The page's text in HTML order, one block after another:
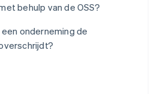
behulp van de OSS?
onderneming de